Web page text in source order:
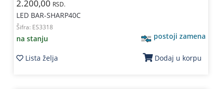
2.200,00 RSD.
LED BAR-SHARP40C
Šifra: ES3318
na stanju postoji zamena
Lista želja Dodaj u korpu